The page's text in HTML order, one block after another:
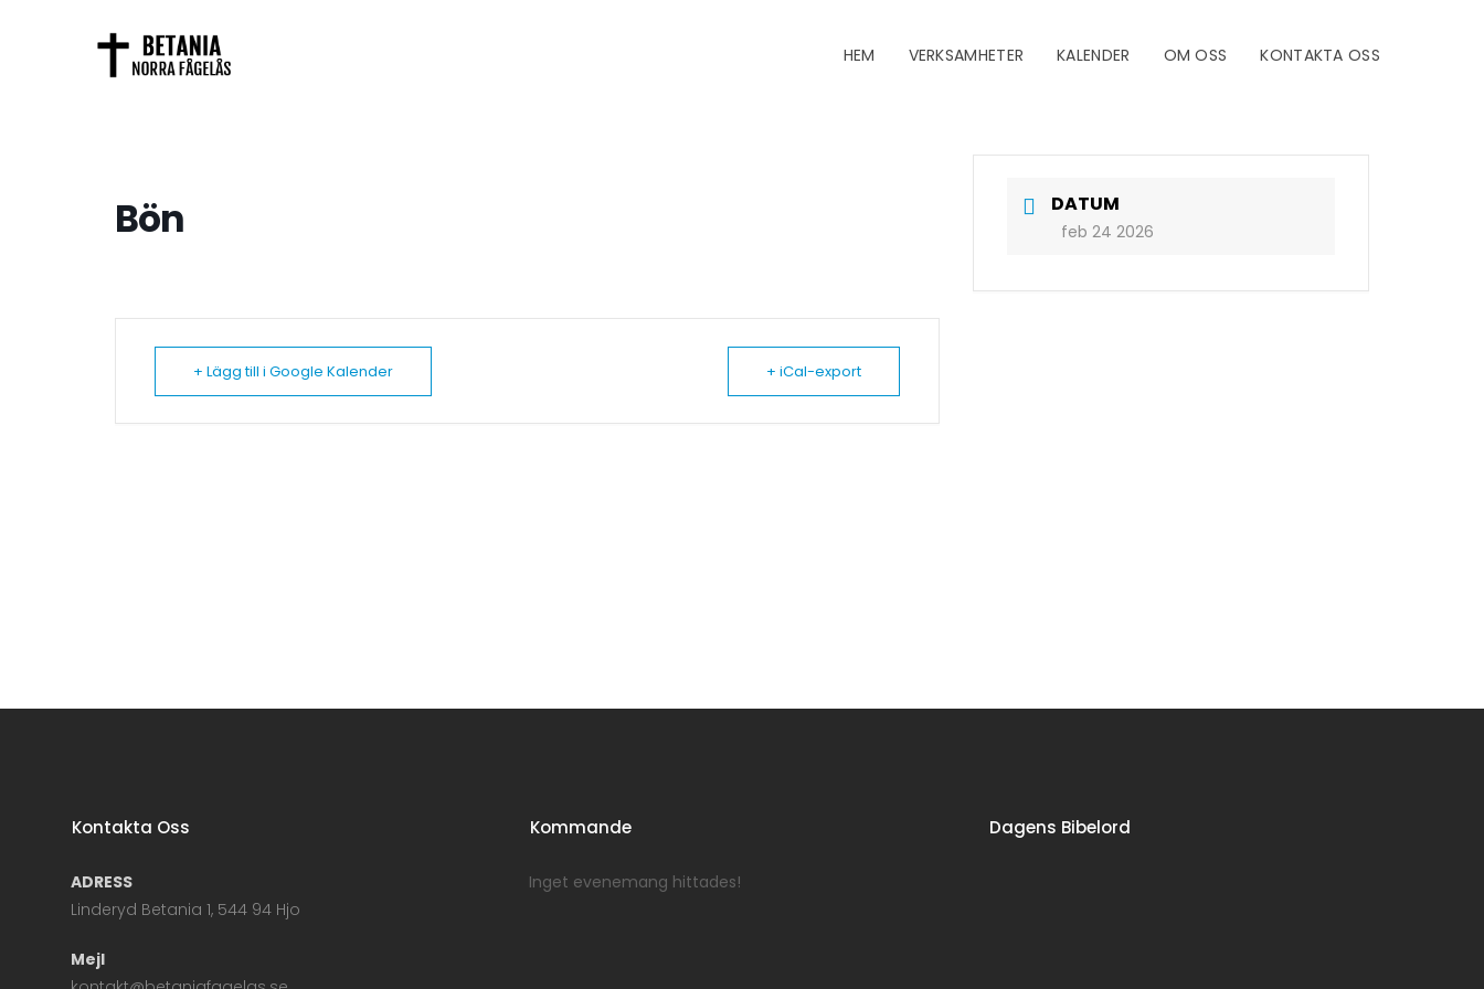
HEM VERKSAMHETER KALENDER OM OSS KONTAKTA OSS
Bön
+ Lägg till i Google Kalender + iCal-export
DATUM
feb 24 2026
Kontakta Oss
ADRESS
Linderyd Betania 1, 544 94 Hjo
Mejl
Kommande
Inget evenemang hittades!
Dagens Bibelord